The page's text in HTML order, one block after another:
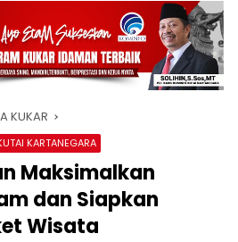
KUKAR
KARTANEGARA
Maksimalkan
dan Siapkan
Wisata